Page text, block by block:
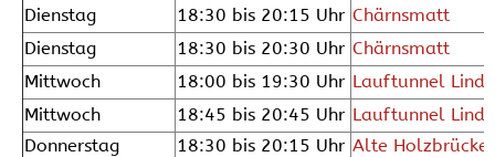
Dienstag
18:30 bis 20:15 Uhr Chärnsmatt
Dienstag
18:30 bis 20:30 Uhr Chärnsmatt
Mittwoch
18:00 bis 19:30 Uhr Lauftunnel
Mittwoch
18:45 bis 20:45 Uhr Lauftunnel
Donnerstag
18:30 bis 20:15 Uhr Alte Holzbrücke